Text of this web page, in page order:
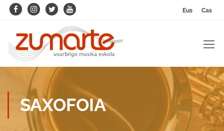
Eus Cas
SAXOFOIA